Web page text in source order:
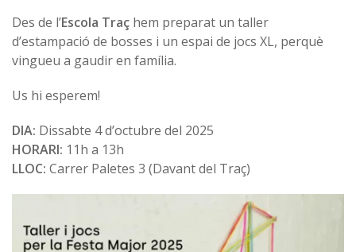
Des de l’Escola Traç hem preparat un taller
d’estampació de bosses i un espai de jocs XL, perquè
vingueu a gaudir en família.
Us hi esperem!
DIA: Dissabte 4 d’octubre del 2025
HORARI: 11h a 13h
LLOC: Carrer Paletes 3 (Davant del Traç)